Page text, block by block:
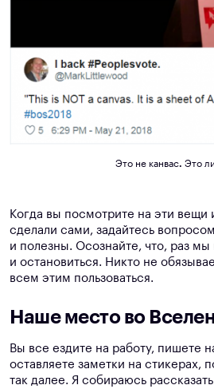
Это не канвас. Это
Когда вы посмотрите на эти вещи
сделали сами, задайтесь
и полезны. Осознайте, что, раз
и остановиться. Никто не
всем этим пользоваться.
Наше место во
Вы все ездите на работу, пишете
оставляете заметки на стикерах,
так далее. Я собираюсь